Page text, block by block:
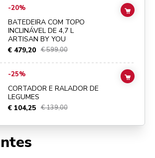
COM TOPO INCLINÁVEL DE 4,7 L ARTISAN BY
-20%
BATEDEIRA COM TOPO
INCLINÁVEL DE 4,7 L
ARTISAN BY YOU
€ 479,20 € 599,00
ADD
E RALADOR DE LEGUMES details page
-25%
CORTADOR E RALADOR DE
LEGUMES
€ 104,25 € 139,00
ADD